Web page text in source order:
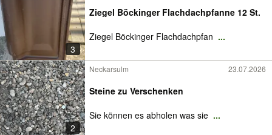
3
Ziegel Böckinger Flachdachpfanne 12 St.
Ziegel Böckinger Flachdachpfan ...
2
Neckarsulm 23.07.2026
Steine zu Verschenken
Sie können es abholen was sie ...